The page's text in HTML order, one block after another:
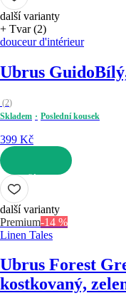
další varianty
+ Tvar (2)
douceur d'intérieur
Ubrus Guido
(2)
Skladem
Poslední kousek
399 Kč
DO KOŠÍKU
další varianty
Premium-14 %
Linen Tales
Ubrus Forest
kostkovaný,